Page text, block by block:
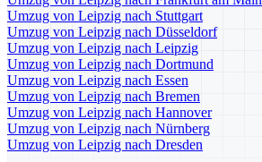
Umzug von Leipzig nach Stuttgart
Umzug von Leipzig nach Düsseldorf
Umzug von Leipzig nach Leipzig
Umzug von Leipzig nach Dortmund
Umzug von Leipzig nach Essen
Umzug von Leipzig nach Bremen
Umzug von Leipzig nach Hannover
Umzug von Leipzig nach Nürnberg
Umzug von Leipzig nach Dresden